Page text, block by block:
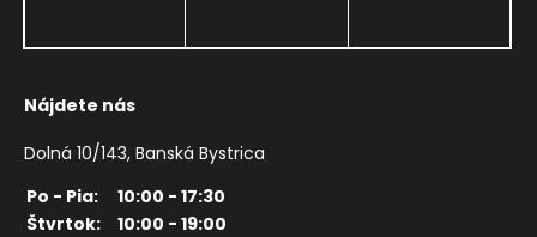
Nájdete nás
Dolná 10/143, Banská Bystrica
Po - Pia:
10:00 - 17:30
Štvrtok:
10:00 - 19:00